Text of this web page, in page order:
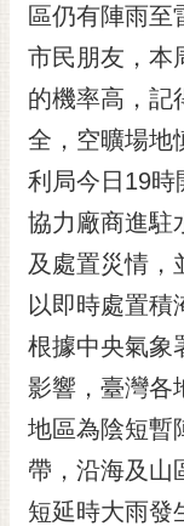
主題服務
市政資訊
市民互動
黃
偉
哲
螢
光
花
泉
桐
花
祭
區仍有陣雨至
市民朋友，本
的機率高，記
全，空曠場地
利局今日19時
協力廠商進駐
及處置災情，
以即時處置積
根據中央氣象
影響，臺灣各
地區為陰短暫
帶，沿海及山
短延時大雨發